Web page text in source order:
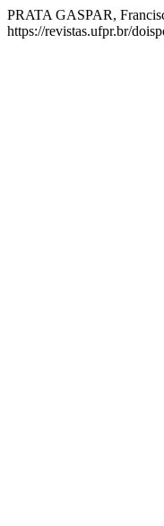
PRATA GASPAR,
https://revistas.ufpr.br/